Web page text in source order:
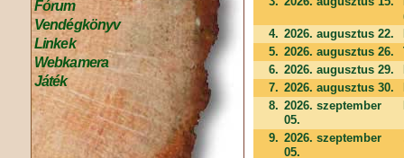
Fórum
Vendégkönyv
Linkek
Webkamera
Játék
4. 2026. augusztus 22.
5. 2026. augusztus 26.
6. 2026. augusztus 29.
7. 2026. augusztus 30.
8. 2026. szeptember
05.
9. 2026. szeptember
05.